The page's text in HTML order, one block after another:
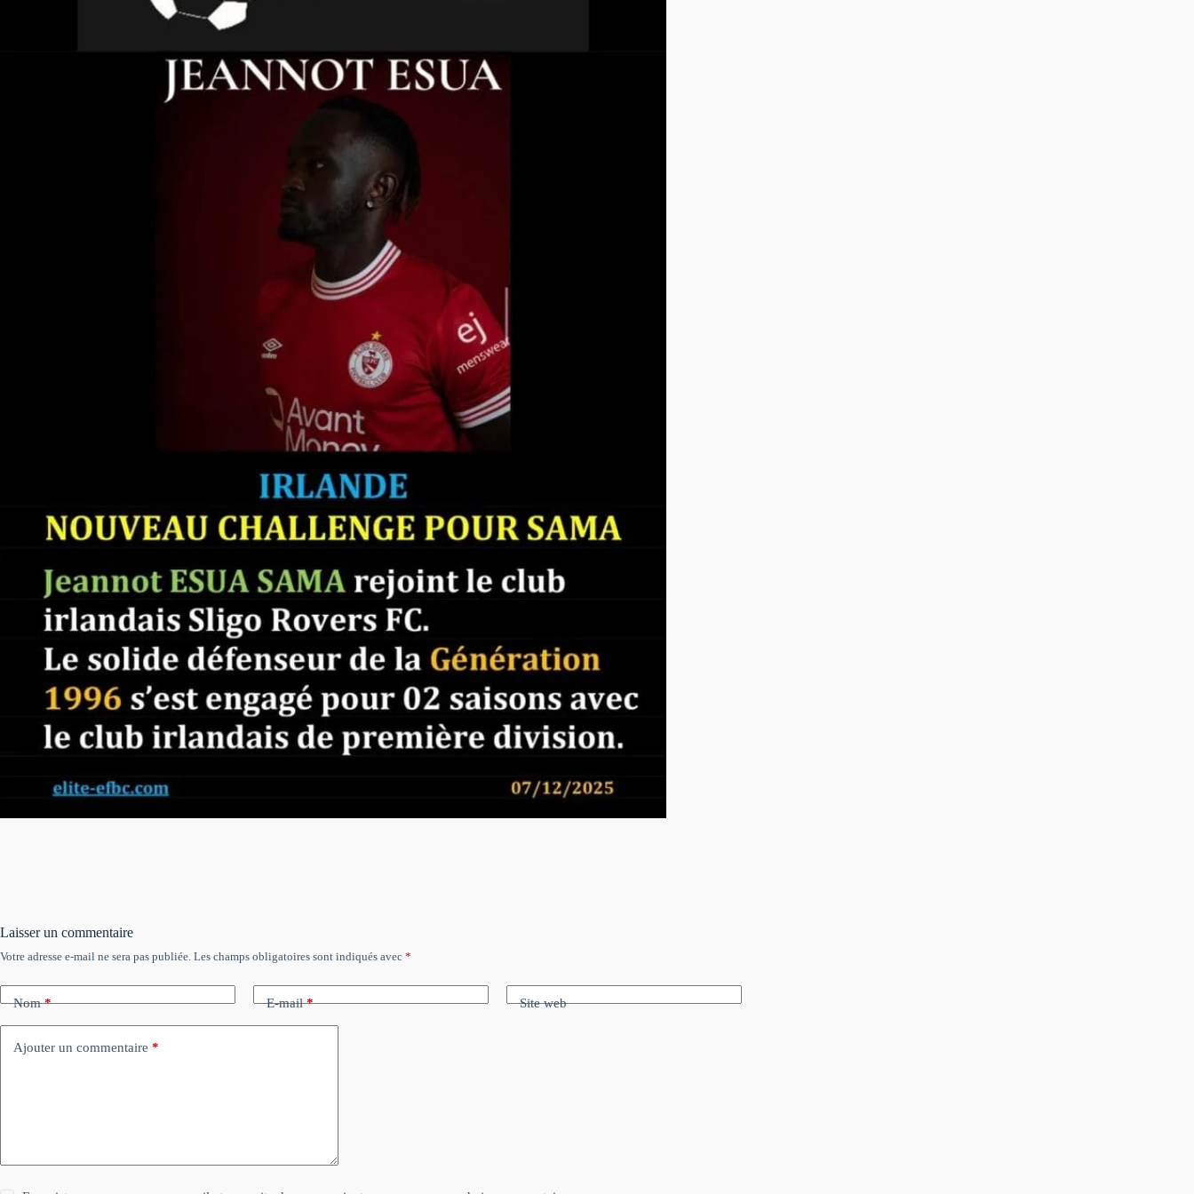
Laisser un commentaire
Votre adresse e-mail ne sera pas publiée. Les champs obligatoires sont indiqués avec *
Nom* E-mail* Site web
Ajouter un commentaire *